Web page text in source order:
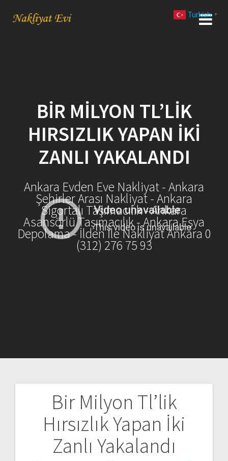
BIR MILYON TL’LIK
HIRSIZLIK YAPAN İKI
ZANLI YAKALANDI
Ankara Evden Eve Nakliyat - Ankara
Şehirler Arası Nakliyat - Ankara
Sigortalı Taşımacılık - Ankara
Asansörlü Taşımacılık - Ankara Eşya
Depolama - İlden İle Nakliyat Ankara 0
(312) 276 75 93
Bir Milyon Tl’lik
Hırsızlık Yapan İki
Zanlı Yakalandı
gezinmesi
Turkish ▼